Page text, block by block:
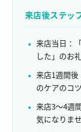
来店後ステッ
来店当日：
した」のお
来店1週間
のケアのコ
来店3〜4週
気になりま